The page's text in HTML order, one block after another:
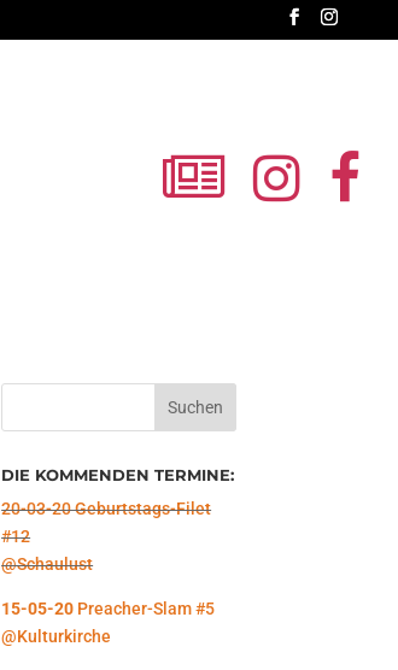
DIE KOMMENDEN TERMINE:
20-03-20 Geburtstags-Filet
#12
@Schaulust
15-05-20 Preacher-Slam #5
@Kulturkirche